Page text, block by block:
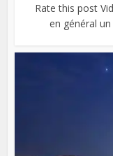
Rate this post
en général